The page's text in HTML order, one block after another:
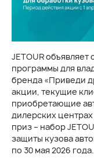
JETOUR
программы для
бренда «Приведи
акции, текущие
приобретающие
дилерских
приз – набор
защиты кузова
по 30 мая 2026 года.